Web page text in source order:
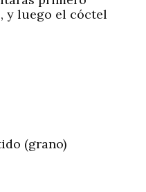
y luego el cóctel
(grano)